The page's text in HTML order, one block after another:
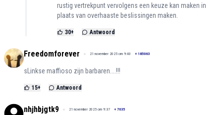
rustig vertrekpunt vervolgens een keuze kan maken in
plaats van overhaaste beslissingen maken.
30+ Antwoord
Freedomforever 21 november 2025 om 9:40 + 185063
sLinkse maffioso zijn barbaren....!!!
15+ Antwoord
nhjhbjgtk9 21 november 2025 om 9:37 + 7035